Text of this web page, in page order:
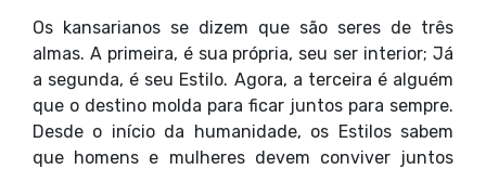
Os kansarianos se dizem que são seres de três
almas. A primeira, é sua própria, seu ser interior; Já
a segunda, é seu Estilo. Agora, a terceira é alguém
que o destino molda para ficar juntos para sempre.
Desde o início da humanidade, os Estilos sabem
que homens e mulheres devem conviver juntos